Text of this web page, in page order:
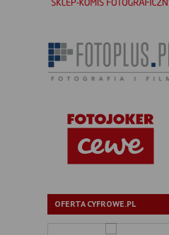
OFERTA CYFROWE.PL